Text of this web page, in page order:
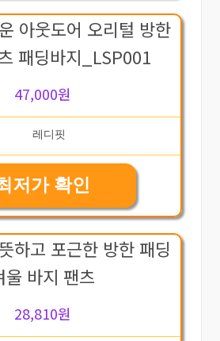
아웃도어 오리털 방한
패딩바지_LSP001
47,000원
저가 확인
하고 포근한 방한 패딩
울 바지 팬츠
28,810원